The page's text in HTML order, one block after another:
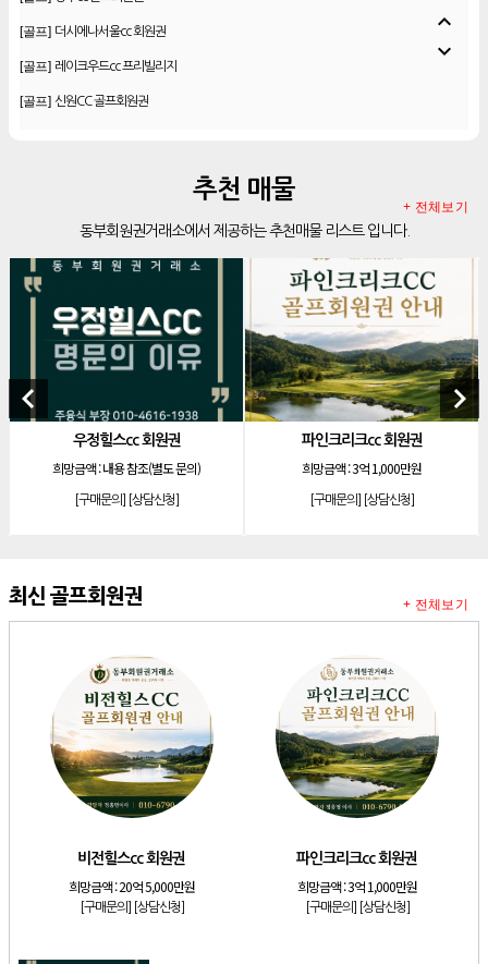
[골프] 더시에나서울cc 회원권
[골프] 레이크우드cc 프리빌리지
[골프] 신원CC 골프회원권
아름다운cc 회원권
[리조트] 안토리조트 130평 개인 무기명
[리조트]한화 안토 77평 등기 기명
[리조트]한화 안토 67평 하프 등기 기명
[리조트] 한화리조트 스위트 회원제 무기명
[리조트]소노 이그젝큐티브 회원제 무기명
소노호텔앤리조트 로얄 회원제 기명
[리조트] 소노호텔앤리조트 골드 등기 기명
[리조트]소노호텔앤리조트 스위트 등기 무기명
소노호텔앤리조트 스위트 등기 기명
소노호텔앤리조트 이그제큐티브 무기명 회원제
아시아나cc 회원권
[골프]발리오스cc 회원권 종류
소노호텔앤리조트 패밀리 등기 무기명
파인크리크cc 회원권
소노호텔앤리조트 패밀리 회원권
expand_less
expand_more
추천 매물
동부회원권거래소에서 제공하는 추천매물 리스트 입니다.
+ 전체보기
keyboard_arrow_left
우정힐스cc 회원권
내용 참조(별도 문의)
[상담신청]
파인크리크cc 회원권
3억 1,000만원
[상담신청]
keyboard_arrow_right
최신 골프회원권
비전힐스cc 회원권
희망금액 :20억 5,000만원
[구매문의] [상담신청]
파인크리크cc 회원권
희망금액 :3억 1,000만원
[구매문의] [상담신청]
+ 전체보기